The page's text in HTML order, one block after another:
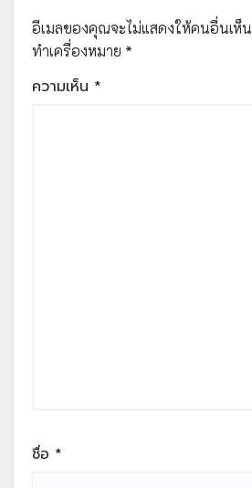
อีเมลของคุณจะไม่แสดงให้คนอื่นเห็น
ทำเครื่องหมาย *
ความเห็น *
ชื่อ *